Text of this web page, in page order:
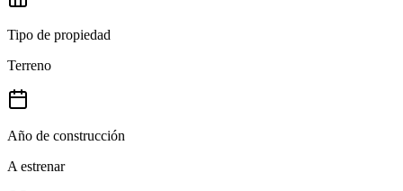
Tipo de propiedad
Terreno
Año de construcción
A estrenar